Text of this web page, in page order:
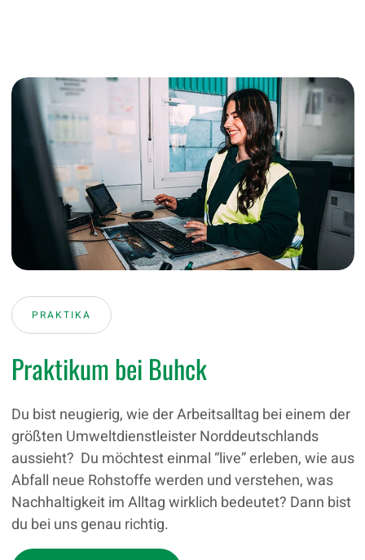
PRAKTIKA
Praktikum bei Buhck
Du bist neugierig, wie der Arbeitsalltag bei einem der
größten Umweltdienstleister Norddeutschlands
aussieht? Du möchtest einmal “live” erleben, wie aus
Abfall neue Rohstoffe werden und verstehen, was
Nachhaltigkeit im Alltag wirklich bedeutet? Dann bist
du bei uns genau richtig.